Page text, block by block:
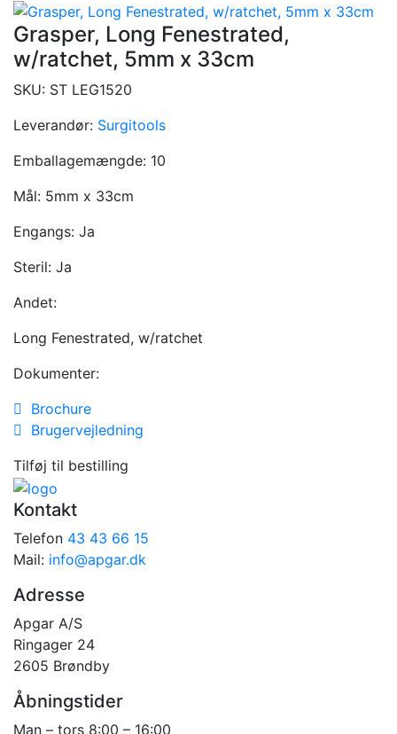
Grasper, Long Fenestrated,
w/ratchet, 5mm x 33cm
SKU: ST LEG1520
Leverandør: Surgitools
Emballagemængde: 10
Mål: 5mm x 33cm
Engangs: Ja
Steril: Ja
Andet:
Long Fenestrated, w/ratchet
Dokumenter:
Brochure
Brugervejledning
Tilføj til bestilling
Kontakt
Telefon 43 43 66 15
Mail: info@apgar.dk
Adresse
Apgar A/S
Ringager 24
2605 Brøndby
Åbningstider
Man – tors 8:00 – 16:00